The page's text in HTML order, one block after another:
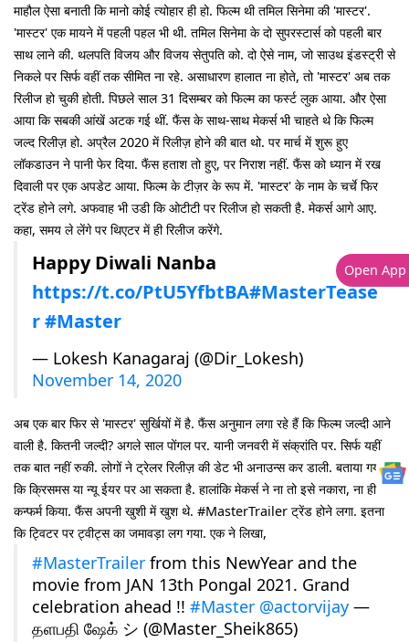
माहौल ऐसा बनाती कि मानो कोई त्योहार ही हो. फिल्म थी तमिल सिनेमा की 'मास्टर'.
'मास्टर' एक मायने में पहली पहल भी थी. तमिल सिनेमा के दो सुपरस्टार्स को पहली बार
साथ लाने की. थलपति विजय और विजय सेतुपति को. दो ऐसे नाम, जो साउथ इंडस्ट्री से
निकले पर सिर्फ वहीं तक सीमित ना रहे. असाधारण हालात ना होते, तो 'मास्टर' अब तक
रिलीज हो चुकी होती. पिछले साल 31 दिसम्बर को फिल्म का फर्स्ट लुक आया. और ऐसा
आया कि सबकी आंखें अटक गई थीं. फैंस के साथ-साथ मेकर्स भी चाहते थे कि फिल्म
जल्द रिलीज़ हो. अप्रैल 2020 में रिलीज़ होने की बात थो. पर मार्च में शुरू हुए
लॉकडाउन ने पानी फेर दिया. फैंस हताश तो हुए, पर निराश नहीं. फैंस को ध्यान में रख
दिवाली पर एक अपडेट आया. फिल्म के टीज़र के रूप में. 'मास्टर' के नाम के चर्चे फिर
ट्रेंड होने लगे. अफवाह भी उडी कि ओटीटी पर रिलीज हो सकती है. मेकर्स आगे आए.
कहा, समय ले लेंगे पर थिएटर में ही रिलीज करेंगे.
Happy Diwali Nanba
https://t.co/PtU5YfbtBA#MasterTease
r#Master
— Lokesh Kanagaraj (@Dir_Lokesh)
November 14, 2020
अब एक बार फिर से 'मास्टर' सुर्खियों में है. फैंस अनुमान लगा रहे हैं कि फिल्म जल्दी आने
वाली है. कितनी जल्दी? अगले साल पोंगल पर. यानी जनवरी में संक्रांति पर. सिर्फ यहीं
तक बात नहीं रुकी. लोगों ने ट्रेलर रिलीज़ की डेट भी अनाउन्स कर डाली. बताया गया
कि क्रिसमस या न्यू ईयर पर आ सकता है. हालांकि मेकर्स ने ना तो इसे नकारा, ना ही
कन्फर्म किया. फैंस अपनी खुशी में खुश थे. #MasterTrailer ट्रेंड होने लगा. इतना
कि ट्विटर पर ट्वीट्स का जमावड़ा लग गया. एक ने लिखा,
#MasterTrailer from this NewYear and the
movie from JAN 13th Pongal 2021. Grand
celebration ahead !! #Master @actorvijay —
தளபதி ஷேக் シ︎ (@Master_Sheik865)
Open App